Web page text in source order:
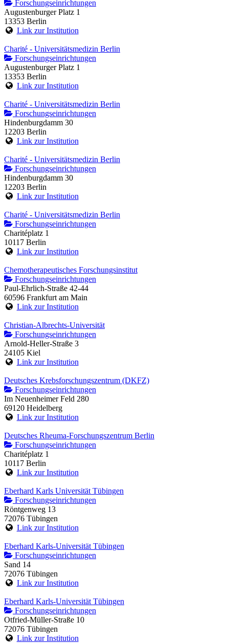
Forschungseinrichtungen
Augustenburger Platz 1
13353 Berlin
Link zur Institution
Charité - Universitätsmedizin Berlin
Forschungseinrichtungen
Augustenburger Platz 1
13353 Berlin
Link zur Institution
Charité - Universitätsmedizin Berlin
Forschungseinrichtungen
Hindenburgdamm 30
12203 Berlin
Link zur Institution
Charité - Universitätsmedizin Berlin
Forschungseinrichtungen
Hindenburgdamm 30
12203 Berlin
Link zur Institution
Charité - Universitätsmedizin Berlin
Forschungseinrichtungen
Charitéplatz 1
10117 Berlin
Link zur Institution
Chemotherapeutisches Forschungsinstitut
Forschungseinrichtungen
Paul-Ehrlich-Straße 42-44
60596 Frankfurt am Main
Link zur Institution
Christian-Albrechts-Universität
Forschungseinrichtungen
Arnold-Heller-Straße 3
24105 Kiel
Link zur Institution
Deutsches Krebsforschungszentrum (DKFZ)
Forschungseinrichtungen
Im Neuenheimer Feld 280
69120 Heidelberg
Link zur Institution
Deutsches Rheuma-Forschungszentrum Berlin
Forschungseinrichtungen
Charitéplatz 1
10117 Berlin
Link zur Institution
Eberhard Karls Universität Tübingen
Forschungseinrichtungen
Röntgenweg 13
72076 Tübingen
Link zur Institution
Eberhard Karls-Universität Tübingen
Forschungseinrichtungen
Sand 14
72076 Tübingen
Link zur Institution
Eberhard Karls-Universität Tübingen
Forschungseinrichtungen
Otfried-Müller-Straße 10
72076 Tübingen
Link zur Institution